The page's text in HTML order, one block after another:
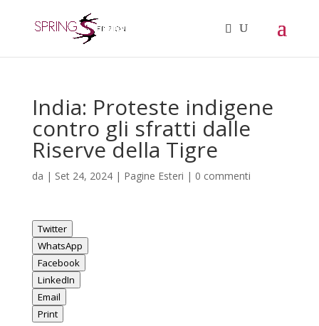
India: Proteste indigene
contro gli sfratti dalle
Riserve della Tigre
da | Set 24, 2024| Pagine Esteri | 0 commenti
Twitter
WhatsApp
Facebook
LinkedIn
Email
Print